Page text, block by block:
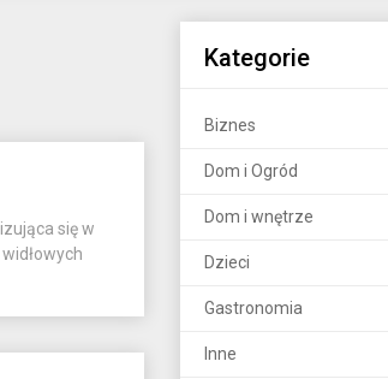
się w
Kategorie
Biznes
Dom i Ogród
Dom i wnętrze
Dzieci
Gastronomia
Inne